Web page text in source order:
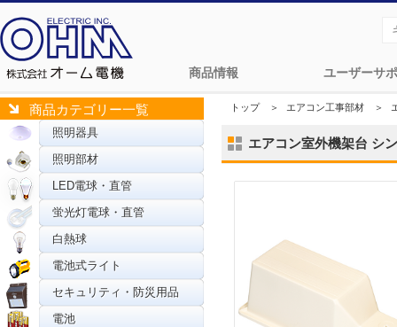
商品情報 ユーザーサ
商品カテゴリー一覧
照明器具
照明部材
LED電球・直管
蛍光灯電球・直管
白熱球
電池式ライト
セキュリティ・防災用品
電池
トップ＞ エアコン工事部材 ＞
エアコン室外機架台 シ